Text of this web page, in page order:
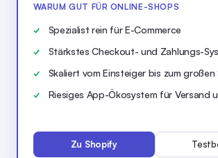
WARUM GUT FÜR ONLINE-SHOPS
Spezialist rein für E-Commerce
Stärkstes Checkout- und Zahlungs-
Skaliert vom Einsteiger bis zum großen
Riesiges App-Ökosystem für Versand
Zu Shopify